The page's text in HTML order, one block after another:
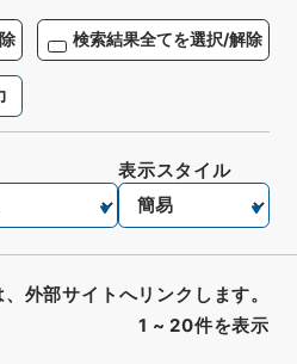
検索結果全てを選択/解除
1 ~ 20件を表示
表示スタイル
外部サイトへリンクします。